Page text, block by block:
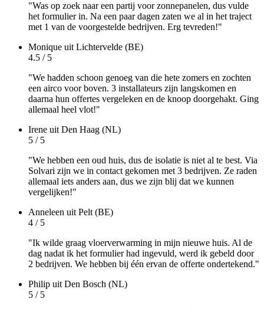
"Was op zoek naar een partij voor zonnepanelen, dus vulde
het formulier in. Na een paar dagen zaten we al in het traject
met 1 van de voorgestelde bedrijven. Erg tevreden!"
Monique uit Lichtervelde (BE)
4.5 / 5
"We hadden schoon genoeg van die hete zomers en zochten
een airco voor boven. 3 installateurs zijn langskomen en
daarna hun offertes vergeleken en de knoop doorgehakt. Ging
allemaal heel vlot!"
Irene uit Den Haag (NL)
5 / 5
"We hebben een oud huis, dus de isolatie is niet al te best. Via
Solvari zijn we in contact gekomen met 3 bedrijven. Ze raden
allemaal iets anders aan, dus we zijn blij dat we kunnen
vergelijken!"
Anneleen uit Pelt (BE)
4 / 5
"Ik wilde graag vloerverwarming in mijn nieuwe huis. Al de
dag nadat ik het formulier had ingevuld, werd ik gebeld door
2 bedrijven. We hebben bij één ervan de offerte ondertekend."
Philip uit Den Bosch (NL)
5 / 5